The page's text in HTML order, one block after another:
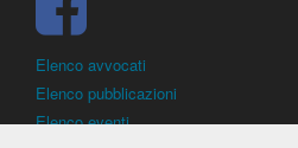
Elenco avvocati
Elenco pubblicazioni
Elenco eventi